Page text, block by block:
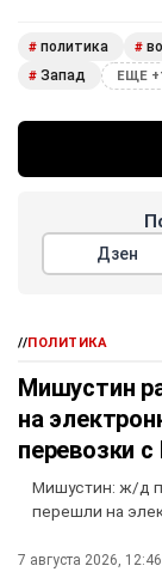
# политика #
# Запад ЕЩЕ
Дзен
//ПОЛИТИКА
Мишустин
на
перевозки
Мишустин: ж/д
перешли на
7 августа 2026, 12:46